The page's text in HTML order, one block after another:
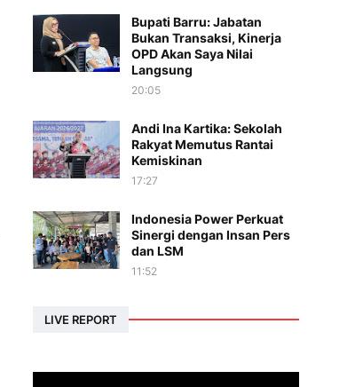
Bupati Barru: Jabatan
Bukan Transaksi, Kinerja
OPD Akan Saya Nilai
Langsung
20:05
Andi Ina Kartika: Sekolah
Rakyat Memutus Rantai
Kemiskinan
17:27
Indonesia Power Perkuat
Sinergi dengan Insan Pers
dan LSM
11:52
LIVE REPORT